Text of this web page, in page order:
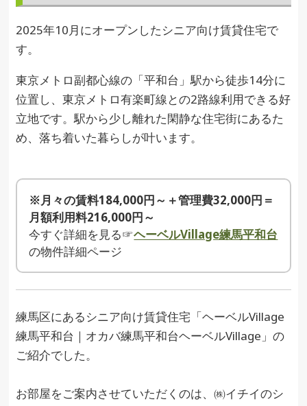
2025年10月にオープンしたシニア向け賃貸住宅で
す。
東京メトロ副都心線の「平和台」駅から徒歩14分に
位置し、東京メトロ有楽町線との2路線利用できる好
立地です。駅から少し離れた閑静な住宅街にあるた
め、落ち着いた暮らしが叶います。
※月々の賃料184,000円～＋管理費32,000円＝
月額利用料216,000円～
今すぐ詳細を見る☞ヘーベルVillage練馬平和台
の物件詳細ページ
練馬区にあるシニア向け賃貸住宅「ヘーベルVillage
練馬平和台｜オカバ練馬平和台ヘーベルVillage」の
ご紹介でした。
お部屋をご案内させていただくのは、㈱イチイのシ